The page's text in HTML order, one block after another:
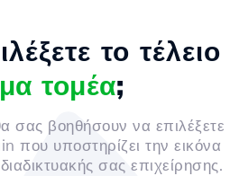
το τέλειο
τομέα;
σας βοηθήσουν να επιλέξετε
που υποστηρίζει την εικόνα
σας επιχείρησης.